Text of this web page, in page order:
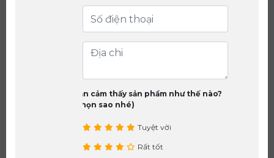
Bạn cảm thấy sản phẩm như thế nào?
(chọn sao nhé)
Tuyệt vời
Rất tốt